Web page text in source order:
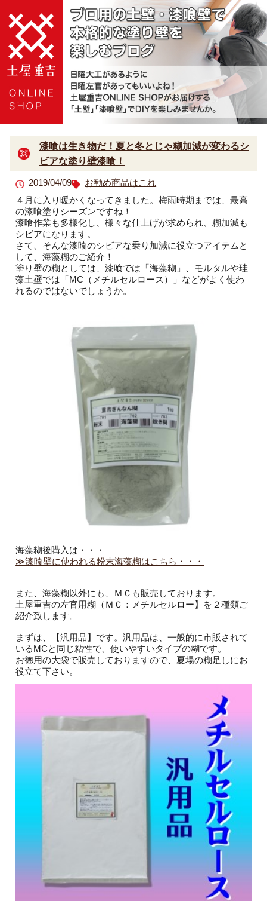
漆喰は生き物だ！夏と冬とじゃ糊加減が変わるシ
ビアな塗り壁漆喰！
2019/04/09
お勧め商品はこれ
４月に入り暖かくなってきました。梅雨時期までは、最高
の漆喰塗りシーズンですね！
漆喰作業も多様化し、様々な仕上げが求められ、糊加減も
シビアになります。
さて、そんな漆喰のシビアな乗り加減に役立つアイテムと
して、海藻糊のご紹介！
塗り壁の糊としては、漆喰では「海藻糊」、モルタルや珪
藻土壁では「MC（メチルセルロース）」などがよく使わ
れるのではないでしょうか。
海藻糊後購入は・・・
≫漆喰壁に使われる粉末海藻糊はこちら・・・
また、海藻糊以外にも、ＭＣも販売しております。
土屋重吉の左官用糊（ＭＣ：メチルセルロー】を２種類ご
紹介致します。
まずは、【汎用品】です。汎用品は、一般的に市販されて
いるMCと同じ粘性で、使いやすいタイプの糊です。
お徳用の大袋で販売しておりますので、夏場の糊足しにお
役立て下さい。